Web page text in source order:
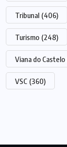
Tribunal (406)
Turismo (248)
Viana do Castelo
VSC (360)